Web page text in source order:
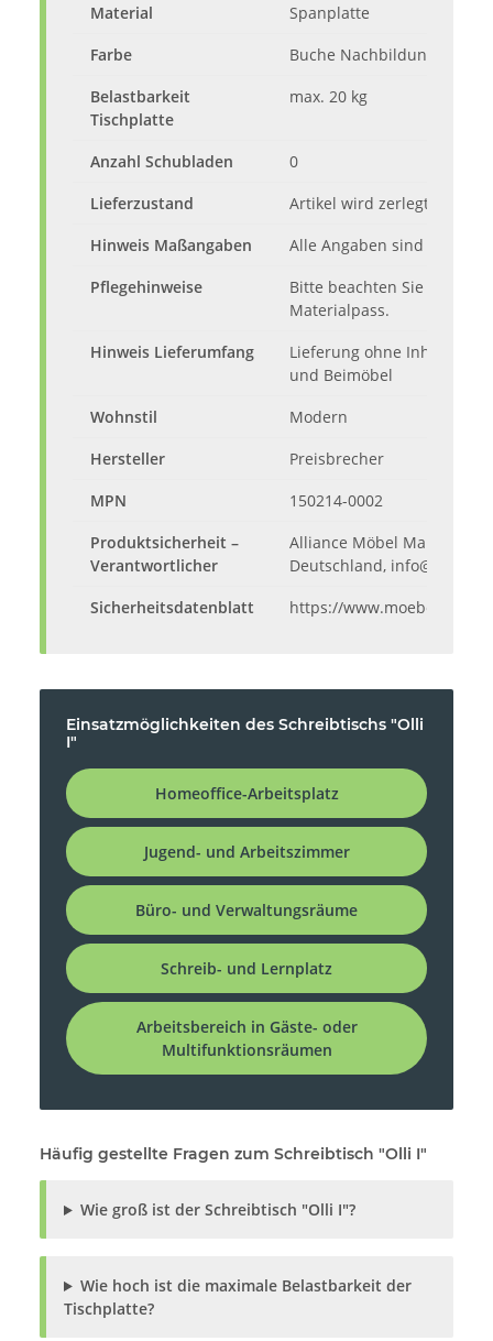
Material
Spanplatte
Farbe
Buche Nachbildung
Belastbarkeit
Tischplatte
max. 20 kg
Anzahl Schubladen
0
Lieferzustand
Artikel wird zerlegt mit
Hinweis Maßangaben
Alle Angaben sind ca.-
Pflegehinweise
Bitte beachten Sie die
Materialpass.
Hinweis Lieferumfang
Lieferung ohne Inhalt und
und Beimöbel
Wohnstil
Modern
Hersteller
Preisbrecher
MPN
150214-0002
Produktsicherheit –
Verantwortlicher
Alliance Möbel Marketing
Deutschland,
Sicherheitsdatenblatt
https://
Einsatzmöglichkeiten des Schreibtischs "Olli
I"
Homeoffice-Arbeitsplatz
Jugend- und Arbeitszimmer
Büro- und Verwaltungsräume
Schreib- und Lernplatz
Arbeitsbereich in Gäste- oder
Multifunktionsräumen
Häufig gestellte Fragen zum Schreibtisch "Olli I"
Wie groß ist der Schreibtisch "Olli I"?
Wie hoch ist die maximale Belastbarkeit der
Tischplatte?